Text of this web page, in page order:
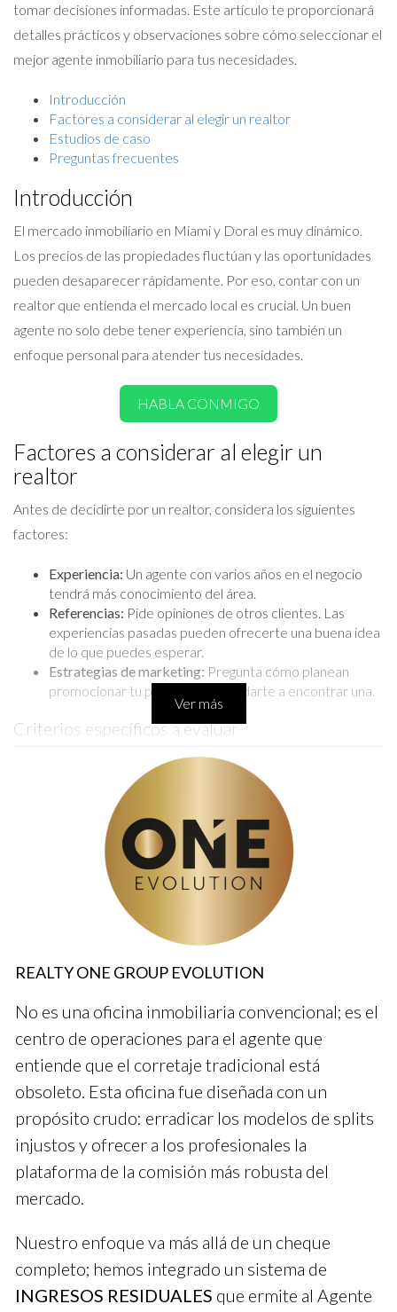
tomar decisiones informadas. Este artículo te proporcionará
detalles prácticos y observaciones sobre cómo seleccionar el
mejor agente inmobiliario para tus necesidades.
Introducción
Factores a considerar al elegir un realtor
Estudios de caso
Preguntas frecuentes
Introducción
El mercado inmobiliario en Miami y Doral es muy dinámico.
Los precios de las propiedades fluctúan y las oportunidades
pueden desaparecer rápidamente. Por eso, contar con un
realtor que entienda el mercado local es crucial. Un buen
agente no solo debe tener experiencia, sino también un
enfoque personal para atender tus necesidades.
HABLA CONMIGO
Factores a considerar al elegir un
realtor
Antes de decidirte por un realtor, considera los siguientes
factores:
Experiencia: Un agente con varios años en el negocio
tendrá más conocimiento del área.
Referencias: Pide opiniones de otros clientes. Las
experiencias pasadas pueden ofrecerte una buena idea
de lo que puedes esperar.
Estrategias de marketing: Pregunta cómo planean
promocionar tu propiedad o ayudarte a encontrar una.
Criterios específicos a evaluar
Asegúrate de preguntar sobre las certificaciones y
especialidades del realtor. Algunos agentes se enfocan en
propiedades residenciales, mientras que otros pueden tener
experiencia en inversiones o propiedades comerciales. Esto
puede marcar la diferencia en tu experiencia.
Los Pérez estaban buscando su primera casa en Doral.
Después de investigar, eligieron a un realtor que había
recibido buenas críticas en línea. La comunicación fue clara
desde el principio. El agente les mostró varias propiedades
que se ajustaban a su presupuesto y deseos. Finalmente,
encontraron su hogar ideal en solo tres semanas.
Estudio de caso 2: Inversión en Miami
varios realtors antes de decidirse por uno con experiencia
específica en propiedades de inversión. Este agente le
presentó oportunidades que no conocía y ayudó a Juan a
Ver más
REALTY ONE GROUP EVOLUTION
No es una oficina inmobiliaria convencional; es el
centro de operaciones para el agente que
entiende que el corretaje tradicional está
obsoleto. Esta oficina fue diseñada con un
propósito crudo: erradicar los modelos de splits
injustos y ofrecer a los profesionales la
plataforma de la comisión más robusta del
mercado.
Nuestro enfoque va más allá de un cheque
completo; hemos integrado un sistema de
INGRESOS RESIDUALES que ermite al Agente